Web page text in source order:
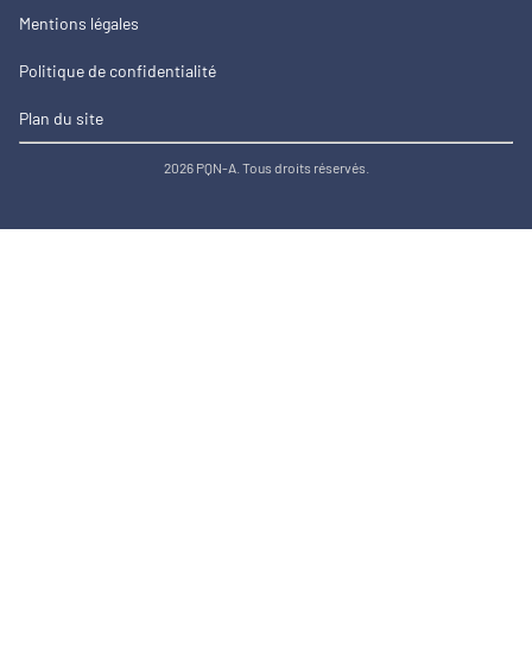
Mentions légales
Politique de confidentialité
Plan du site
2026 PQN-A. Tous droits réservés.